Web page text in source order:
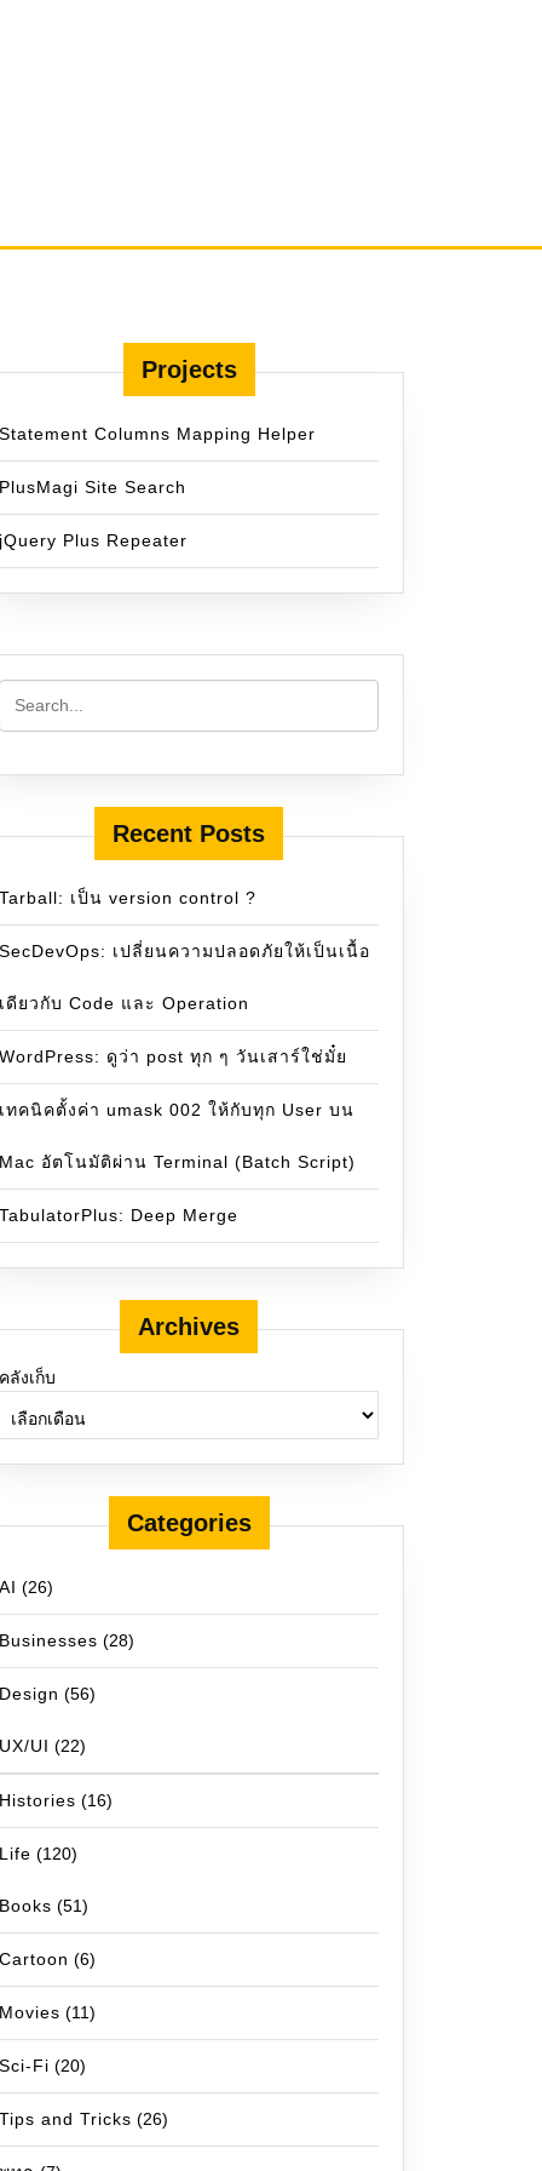
ม่
Projects
Statement Columns Mapping Helper
PlusMagi Site Search
jQuery Plus Repeater
Recent Posts
Tarball: เป็น version control ?
SecDevOps: เปลี่ยนความปลอดภัยให้เป็นเนื้อ
เดียวกับ Code และ Operation
WordPress: ดูว่า post ทุก ๆ วันเสาร์ใช่มั๋ย
เทคนิคตั้งค่า umask 002 ให้กับทุก User บน
Mac อัตโนมัติผ่าน Terminal (Batch Script)
TabulatorPlus: Deep Merge
Archives
คลังเก็บ
Categories
AI (26)
Businesses (28)
Design (56)
UX/UI (22)
Histories (16)
Life (120)
Books (51)
Cartoon (6)
Movies (11)
Sci-Fi (20)
Tips and Tricks (26)